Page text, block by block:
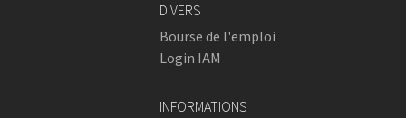
DIVERS
Bourse de l'emploi
Login IAM
INFORMATIONS